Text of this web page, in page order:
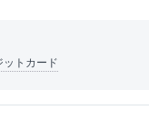
トカード